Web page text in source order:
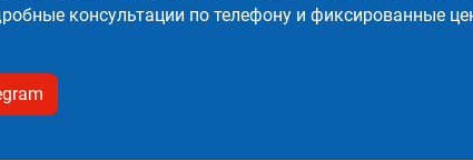
консультации по телефону и фиксированные